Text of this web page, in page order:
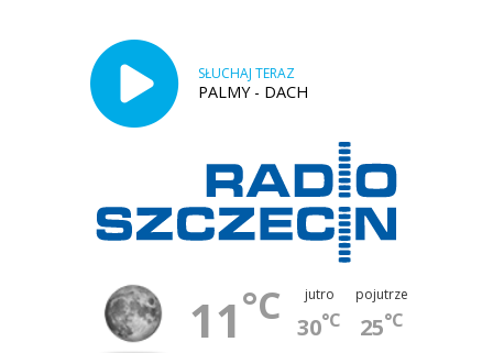
SŁUCHAJ TERAZ
PALMY - DACH
11°C jutro
30°C
pojutrze
25°C